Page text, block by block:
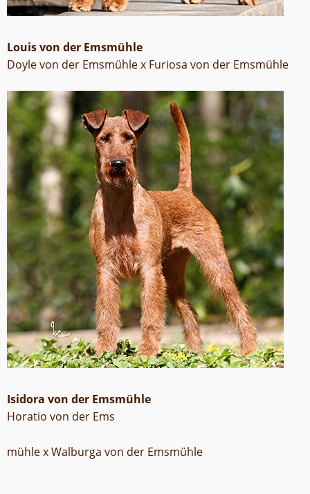
Louis von der Emsmühle
Doyle von der Emsmühle x Furiosa von der Emsmühle
Isidora von der Emsmühle
Horatio von der Ems
mühle x Walburga von der Emsmühle